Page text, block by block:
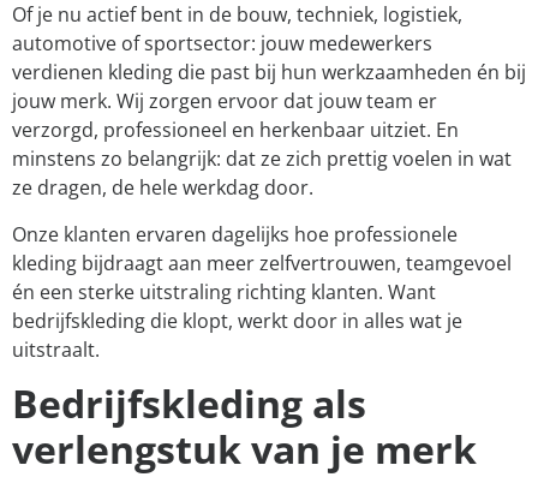
Of je nu actief bent in de bouw, techniek, logistiek,
automotive of sportsector: jouw medewerkers
verdienen kleding die past bij hun werkzaamheden én bij
jouw merk. Wij zorgen ervoor dat jouw team er
verzorgd, professioneel en herkenbaar uitziet. En
minstens zo belangrijk: dat ze zich prettig voelen in wat
ze dragen, de hele werkdag door.
Onze klanten ervaren dagelijks hoe professionele
kleding bijdraagt aan meer zelfvertrouwen, teamgevoel
én een sterke uitstraling richting klanten. Want
bedrijfskleding die klopt, werkt door in alles wat je
uitstraalt.
Bedrijfskleding als
verlengstuk van je merk